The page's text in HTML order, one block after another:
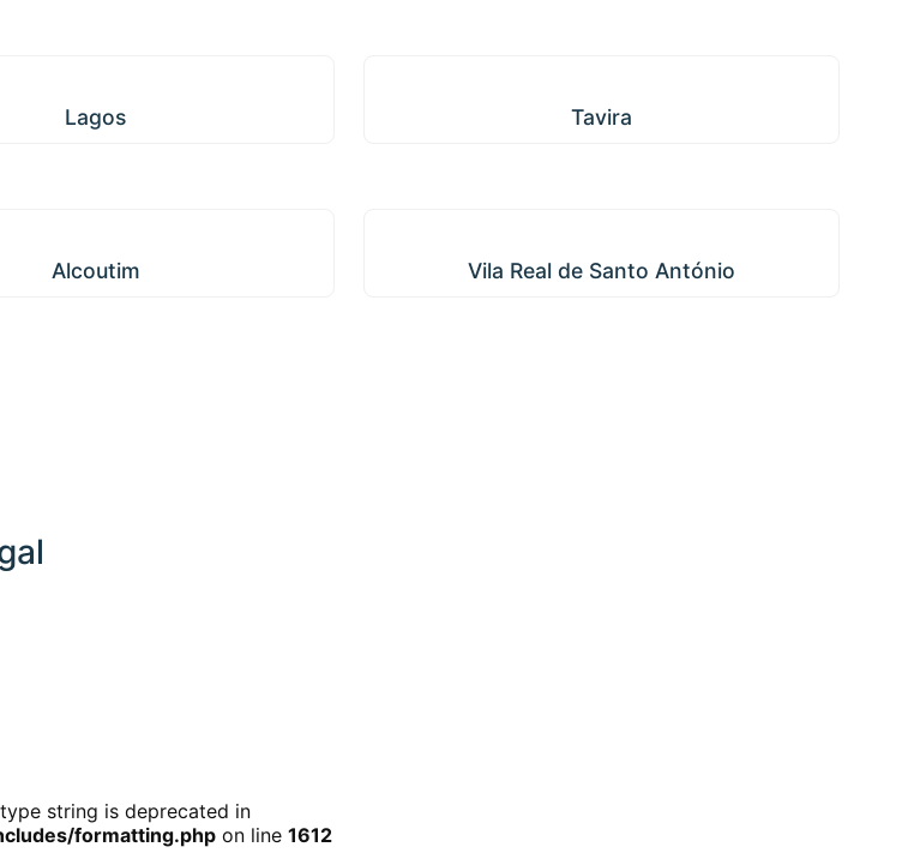
Lagos Tavira
Alcoutim Vila Real de Santo António
string is deprecated in
formatting.php on line 1612